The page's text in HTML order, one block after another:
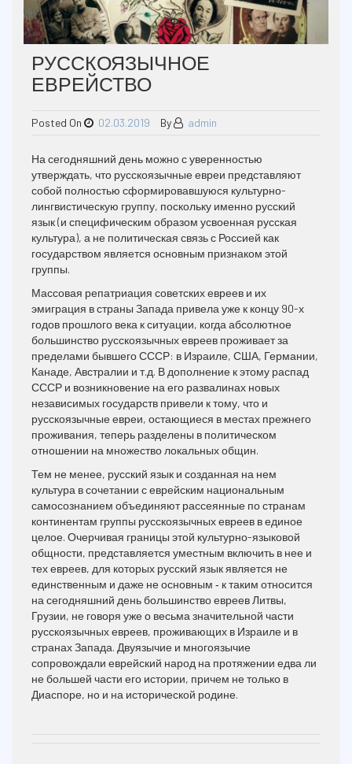
РУССКОЯЗЫЧНОЕ
ЕВРЕЙСТВО
Posted On 02.03.2019 By admin
На сегодняшний день можно с уверенностью
утверждать, что русскоязычные евреи представляют
собой полностью сформировавшуюся культурно-
лингвистическую группу, поскольку именно русский
язык (и специфическим образом усвоенная русская
культура), а не политическая связь с Россией как
государством является основным признаком этой
группы.
Массовая репатриация советских евреев и их
эмиграция в страны Запада привела уже к концу 90-х
годов прошлого века к ситуации, когда абсолютное
большинство русскоязычных евреев проживает за
пределами бывшего СССР: в Израиле, США, Германии,
Канаде, Австралии и т.д. В дополнение к этому распад
СССР и возникновение на его развалинах новых
независимых государств привели к тому, что и
русскоязычные евреи, остающиеся в местах прежнего
проживания, теперь разделены в политическом
отношении на множество локальных общин.
Тем не менее, русский язык и созданная на нем
культура в сочетании с еврейским национальным
самосознанием объединяют рассеянные по странам
континентам группы русскоязычных евреев в единое
целое. Очерчивая границы этой культурно-языковой
общности, представляется уместным включить в нее и
тех евреев, для которых русский язык является не
единственным и даже не основным ‑ к таким относится
на сегодняшний день большинство евреев Литвы,
Грузии, не говоря уже о весьма значительной части
русскоязычных евреев, проживающих в Израиле и в
странах Запада. Двуязычие и многоязычие
сопровождали еврейский народ на протяжении едва ли
не большей части его истории, причем не только в
Диаспоре, но и на исторической родине.